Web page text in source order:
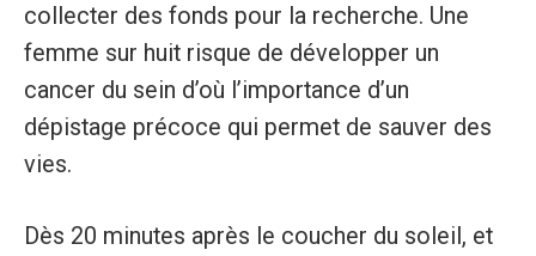
collecter des fonds pour la recherche. Une
femme sur huit risque de développer un
cancer du sein d’où l’importance d’un
dépistage précoce qui permet de sauver des
vies.
Dès 20 minutes après le coucher du soleil, et